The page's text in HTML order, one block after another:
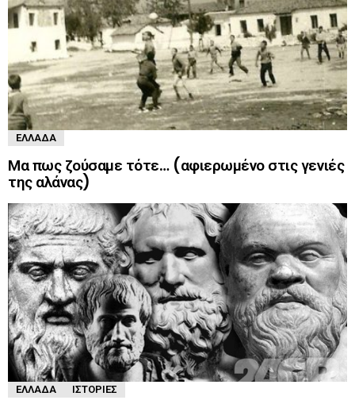
ΕΛΛΆΔΑ
Μα πως ζούσαμε τότε… (αφιερωμένο στις γενιές
της αλάνας)
ΕΛΛΆΔΑ ΙΣΤΟΡΊΕΣ